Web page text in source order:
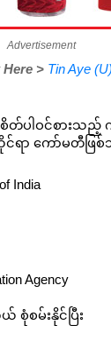
Advertisement
> Tin Aye (U)
စိတ်ပါဝင်စား
းဆိုင်ရာ ကော်မတီဖ
India
Agency
စမ်းနိုင်ပြီး